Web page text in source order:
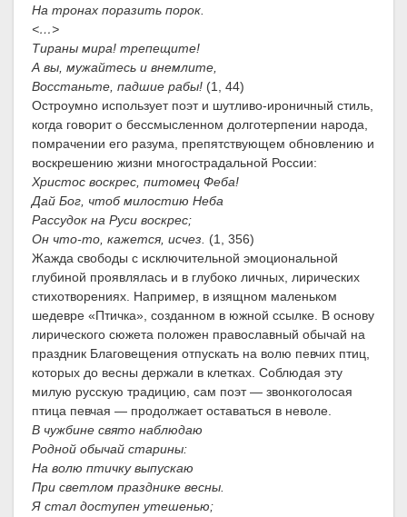
На тронах поразить порок.
<…>
Тираны мира! трепещите!
А вы, мужайтесь и внемлите,
Восстаньте, падшие рабы! (1, 44)
Остроумно использует поэт и шутливо-ироничный стиль,
когда говорит о бессмысленном долготерпении народа,
помрачении его разума, препятствующем обновлению и
воскрешению жизни многострадальной России:
Христос воскрес, питомец Феба!
Дай Бог, чтоб милостию Неба
Рассудок на Руси воскрес;
Он что-то, кажется, исчез. (1, 356)
Жажда свободы с исключительной эмоциональной
глубиной проявлялась и в глубоко личных, лирических
стихотворениях. Например, в изящном маленьком
шедевре «Птичка», созданном в южной ссылке. В основу
лирического сюжета положен православный обычай на
праздник Благовещения отпускать на волю певчих птиц,
которых до весны держали в клетках. Соблюдая эту
милую русскую традицию, сам поэт — звонкоголосая
птица певчая — продолжает оставаться в неволе.
В чужбине свято наблюдаю
Родной обычай старины:
На волю птичку выпускаю
При светлом празднике весны.
Я стал доступен утешенью;